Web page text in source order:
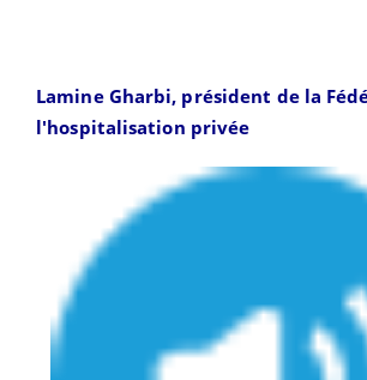
Lamine Gharbi, président de la
l'hospitalisation privée